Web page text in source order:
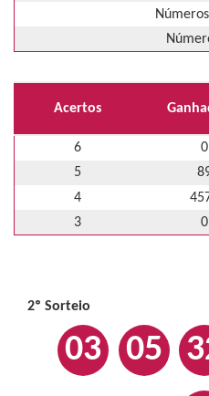
Acertos
6 0
5
4
3
0
2º Sorteio
03 05